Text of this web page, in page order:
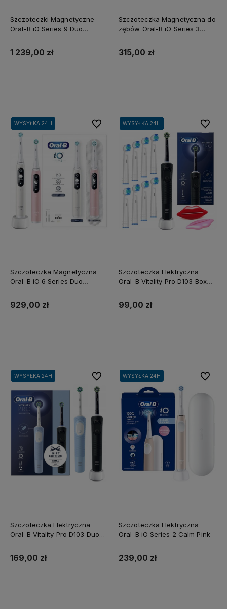
Szczoteczki Magnetyczne
Oral-B iO Series 9 Duo
1 239,00 zł
Szczoteczka Magnetyczna do
zębów Oral-B iO Series 3
315,00 zł
WYSYŁKA 24H
WYSYŁKA 24H
WYSYŁKA 24H
WYSYŁKA 24H
Szczoteczka Magnetyczna
Oral-B iO 6 Series Duo
929,00 zł
Do ulubionychWYSYŁKA 24H
WYSYŁKA 24H
WYSYŁKA 24H
WYSYŁKA 24H
Szczoteczka Elektryczna
Oral-B Vitality Pro D103 Box
99,00 zł
Do
WYSYŁKA 24H
WYSYŁKA 24H
WYSYŁKA 24H
Szczoteczka Elektryczna
Oral-B Vitality Pro D103 Duo
169,00 zł
Do ulubionychWYSYŁKA 24H
Szczoteczka Elektryczna
Oral-B iO Series 2 Calm Pink
239,00 zł
Do